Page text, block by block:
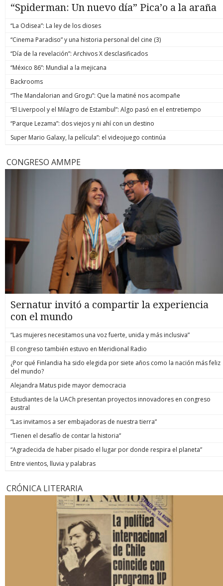
“Spiderman: Un nuevo día” Pica’o a la araña
“La Odisea”: La ley de los dioses
“Cinema Paradiso” y una historia personal del cine (3)
“Día de la revelación”: Archivos X desclasificados
“México 86”: Mundial a la mejicana
Backrooms
“The Mandalorian and Grogu”: Que la matiné nos acompañe
“El Liverpool y el Milagro de Estambul”: Algo pasó en el entretiempo
“Parque Lezama”: dos viejos y ni ahí con un destino
Super Mario Galaxy, la película”: el videojuego continúa
CONGRESO AMMPE
Sernatur invitó a compartir la experiencia
con el mundo
“Las mujeres necesitamos una voz fuerte, unida y más inclusiva”
El congreso también estuvo en Meridional Radio
¿Por qué Finlandia ha sido elegida por siete años como la nación más feliz
del mundo?
Alejandra Matus pide mayor democracia
Estudiantes de la UACh presentan proyectos innovadores en congreso
austral
“Las invitamos a ser embajadoras de nuestra tierra”
“Tienen el desafío de contar la historia”
“Agradecida de haber pisado el lugar por donde respira el planeta”
Entre vientos, lluvia y palabras
CRÓNICA LITERARIA